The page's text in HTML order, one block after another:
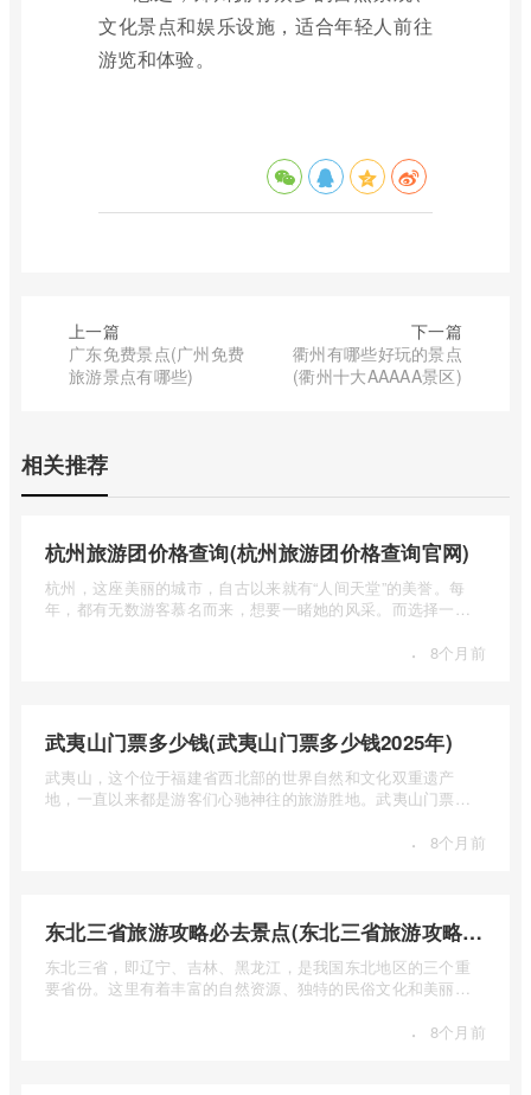
文化景点和娱乐设施，适合年轻人前往
游览和体验。
上一篇
广东免费景点(广州免费
旅游景点有哪些)
下一篇
衢州有哪些好玩的景点
(衢州十大AAAAA景区)
相关推荐
杭州旅游团价格查询(杭州旅游团价格查询官网)
杭州，这座美丽的城市，自古以来就有“人间天堂”的美誉。每
年，都有无数游客慕名而来，想要一睹她的风采。而选择一个
· 8个月前
武夷山门票多少钱(武夷山门票多少钱2025年)
武夷山，这个位于福建省西北部的世界自然和文化双重遗产
地，一直以来都是游客们心驰神往的旅游胜地。武夷山门票多
· 8个月前
东北三省旅游攻略必去景点(东北三省旅游攻略必去景点视频介绍)
东北三省，即辽宁、吉林、黑龙江，是我国东北地区的三个重
要省份。这里有着丰富的自然资源、独特的民俗文化和美丽的
· 8个月前